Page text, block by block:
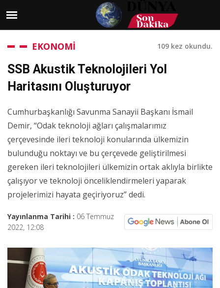
EKONOMİ 109 kez okundu.
SSB Akustik Teknolojileri Yol
Haritasını Oluşturuyor
Cumhurbaşkanlığı Savunma Sanayii Başkanı İsmail
Demir, “Odak teknoloji ağları çalışmalarımız
çerçevesinde ileri teknoloji konularında ülkemizin
bulunduğu noktayı ve bu çerçevede geliştirilmesi
gereken ileri teknolojileri ülkemizin ortak aklıyla birlikte
çalışıyor ve teknoloji önceliklendirmeleri yaparak
projelerimizi hayata geçiriyoruz” dedi.
Yayınlanma Tarihi : 06 Temmuz
2022, 12:08